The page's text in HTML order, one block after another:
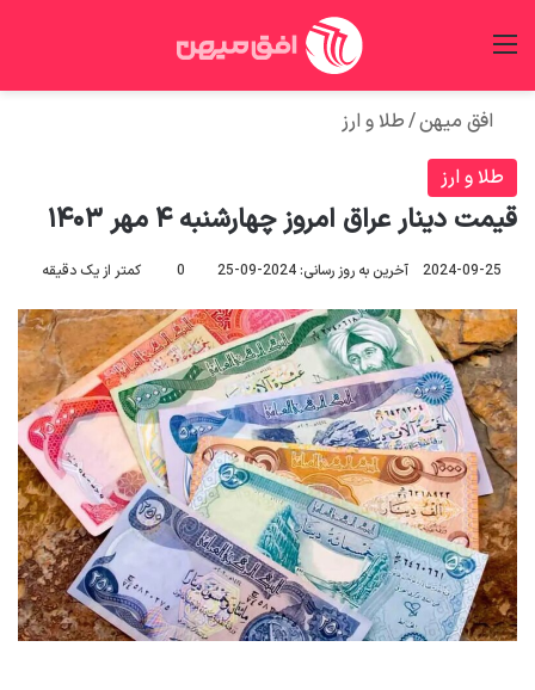
افق میهن/طلا و ارز
طلا و ارز
قیمت دینار عراق امروز چهارشنبه ۴ مهر ۱۴۰۳
2024-09-25 آخرین به روز رسانی: 2024-09-25 0 کمتر از یک دقیقه